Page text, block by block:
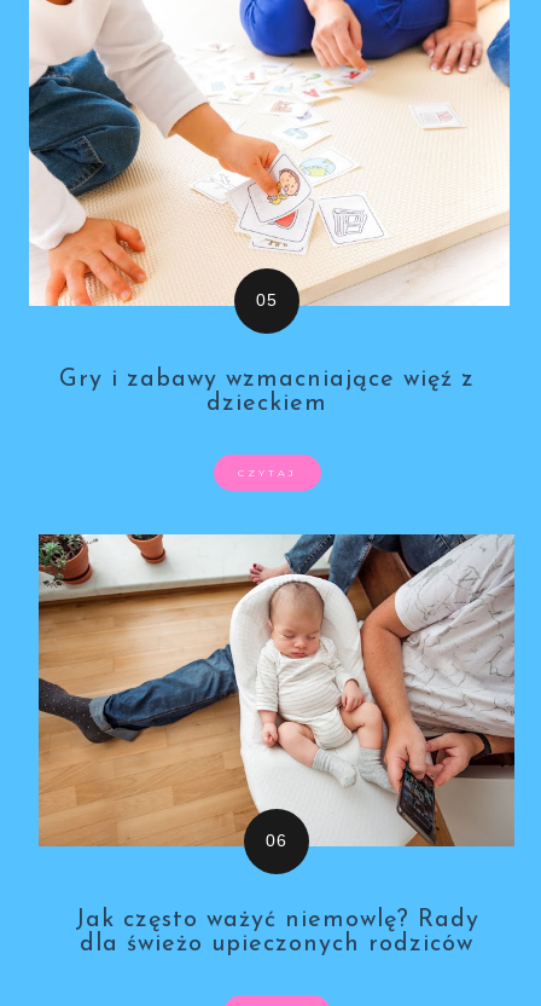
Gry i zabawy wzmacniające więź z
dzieckiem
CZYTAJ
Jak często ważyć niemowlę? Rady
dla świeżo upieczonych rodziców